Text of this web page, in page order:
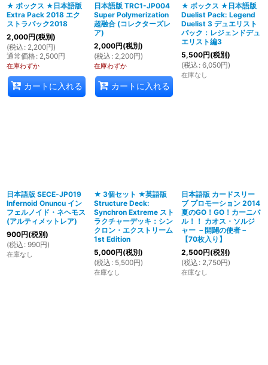
★ ボックス ★日本語版
Extra Pack 2018 エク
ストラパック2018
2,000円(税別)
(税込 : 2,200円)
通常価格: 2,500円
在庫わずか
カートに入れる
日本語版 TRC1-JP004
Super Polymerization
超融合 (コレクターズレ
ア)
2,000円(税別)
(税込 : 2,200円)
在庫わずか
カートに入れる
★ ボックス ★日本語版
Duelist Pack: Legend
Duelist 3 デュエリスト
パック：レジェンドデュ
エリスト編3
5,500円(税別)
(税込 : 6,050円)
在庫なし
日本語版 SECE-JP019
Infernoid Onuncu イン
フェルノイド・ネヘモス
(アルティメットレア)
900円(税別)
(税込 : 990円)
在庫なし
★ 3個セット ★英語版
Structure Deck:
Synchron Extreme スト
ラクチャーデッキ：シン
クロン・エクストリーム
1st Edition
5,000円(税別)
(税込 : 5,500円)
在庫なし
日本語版 カードスリー
ブ プロモーション 2014
夏のGO！GO！カーニバ
ル！！ カオス・ソルジ
ャー －開闢の使者－
【70枚入り】
2,500円(税別)
(税込 : 2,750円)
在庫なし